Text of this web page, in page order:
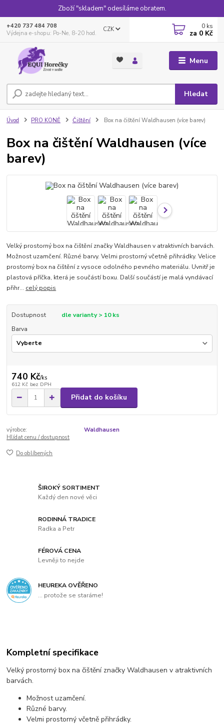
Zboží "skladem" odesíláme obratem.
Menu
CZK
Hledat
+420 737 484 708
Výdejna e-shopu: Po-Ne, 8-20 hod.
0 ks
za 0 Kč
Úvod PRO KONĚ Čištění Box na čištění Waldhausen (více barev)
Box na čištění Waldhausen (více
barev)
Velký prostorný box na čištění značky Waldhausen v atraktivních barvách.
Možnost uzamčení. Různé barvy. Velmi prostorný včetně přihrádky. Velice
prostorný box na čištění z vysoce odolného pevného materiálu. Uvnitř je
plastová příčka, která je součástí boxu. Další součástí je malá vyndávací
přihr... celý popis
Dostupnost
dle varianty > 10 ks
Barva
740 Kč/ks
612 Kč bez DPH
Přidat do košíku
výrobce:
Waldhausen
Hlídat cenu / dostupnost
Do oblíbených
ŠIROKÝ SORTIMENT
Každý den nové věci
RODINNÁ TRADICE
Radka a Petr
FÉROVÁ CENA
Levněji to nejde
HEUREKA OVĚŘENO
... protože se staráme!
Kompletní specifikace
Velký prostorný box na čištění značky Waldhausen v atraktivních
barvách.
Možnost uzamčení.
Různé barvy.
Velmi prostorný včetně přihrádky.